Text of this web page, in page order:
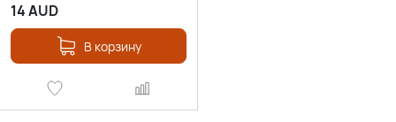
14AUD
В корзину